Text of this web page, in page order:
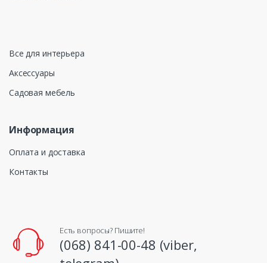
Все для интерьера
Аксессуары
Садовая мебель
Информация
Оплата и доставка
Контакты
Есть вопросы? Пишите!
(068) 841-00-48 (viber,